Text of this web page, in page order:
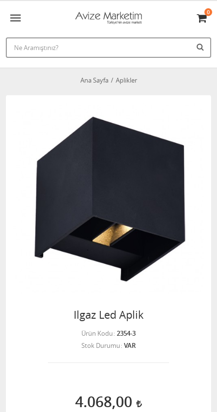
0
Ana Sayfa Aplikler
Ilgaz Led Aplik
Ürün Kodu 2354-3
Stok Durumu VAR
4.068,00